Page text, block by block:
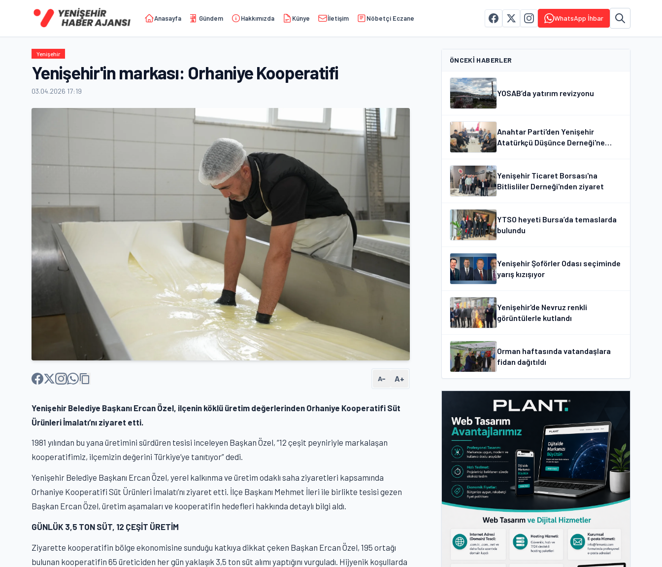
Anasayfa Gündem Hakkımızda Künye İletişim Nöbetçi Eczane WhatsApp İhbar
Yenişehir
Yenişehir'in markası: Orhaniye Kooperatifi
03.04.2026 17:19
A− A+
Yenişehir Belediye Başkanı Ercan Özel, ilçenin köklü üretim değerlerinden Orhaniye Kooperatifi Süt
Ürünleri İmalatı’nı ziyaret etti.
1981 yılından bu yana üretimini sürdüren tesisi inceleyen Başkan Özel, “12 çeşit peyniriyle markalaşan
kooperatifimiz, ilçemizin değerini Türkiye’ye tanıtıyor” dedi.
Yenişehir Belediye Başkanı Ercan Özel, yerel kalkınma ve üretim odaklı saha ziyaretleri kapsamında
Orhaniye Kooperatifi Süt Ürünleri İmalatı’nı ziyaret etti. İlçe Başkanı Mehmet İleri ile birlikte tesisi gezen
Başkan Ercan Özel, üretim aşamaları ve kooperatifin hedefleri hakkında detaylı bilgi aldı.
GÜNLÜK 3,5 TON SÜT, 12 ÇEŞİT ÜRETİM
Ziyarette kooperatifin bölge ekonomisine sunduğu katkıya dikkat çeken Başkan Ercan Özel, 195 ortağı
bulunan kooperatifin 65 üreticiden her gün yaklaşık 3,5 ton süt alımı yaptığını vurguladı. Hijyenik koşullarda
ÖNCEKI HABERLER
YOSAB’da yatırım revizyonu
Anahtar Parti'den Yenişehir
Atatürkçü Düşünce Derneği'ne
Yenişehir Ticaret Borsası'na
Bitlisliler Derneği'nden ziyaret
YTSO heyeti Bursa’da temaslarda
bulundu
Yenişehir Şoförler Odası seçiminde
yarış kızışıyor
Yenişehir'de Nevruz renkli
görüntülerle kutlandı
Orman haftasında vatandaşlara
fidan dağıtıldı